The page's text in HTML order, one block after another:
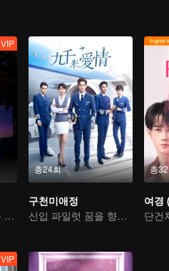
VIP
라운희, 성소의 당분 과다 로맨스!
총24회
구천미애정
신입 파일럿 꿈을 향한 여행
총
여경
VIP